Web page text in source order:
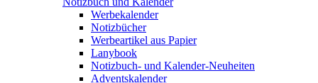
Werbekalender
Notizbücher
Werbeartikel aus Papier
Lanybook
Notizbuch- und Kalender-Neuheiten
Adventskalender